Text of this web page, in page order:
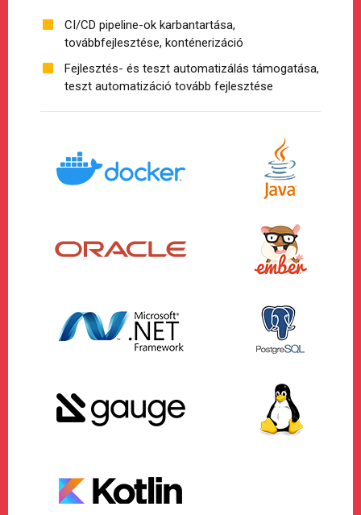
CI/CD pipeline-ok karbantartása,
továbbfejlesztése, konténerizáció
Fejlesztés- és teszt automatizálás támogatása,
teszt automatizáció tovább fejlesztése